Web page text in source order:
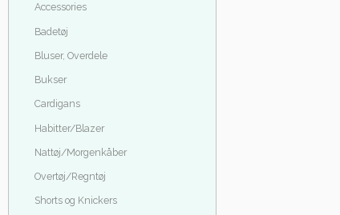
Accessories
Badetøj
Bluser, Overdele
Bukser
Cardigans
Habitter/Blazer
Nattøj/Morgenkåber
Overtøj/Regntøj
Shorts og Knickers